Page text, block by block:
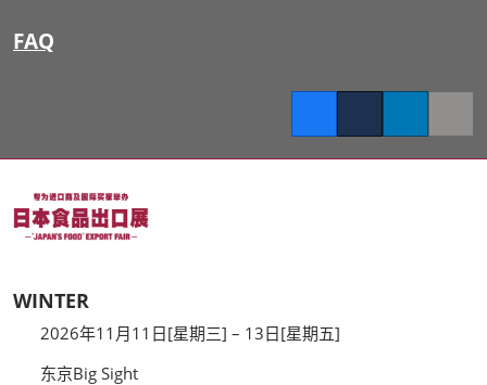
FAQ
WINTER
2026年11月11日[星期三] – 13日[星期五]
东京Big Sight